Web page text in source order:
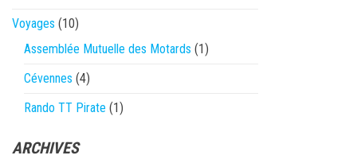
Voyages (10)
Assemblée Mutuelle des Motards (1)
Cévennes (4)
Rando TT Pirate (1)
ARCHIVES